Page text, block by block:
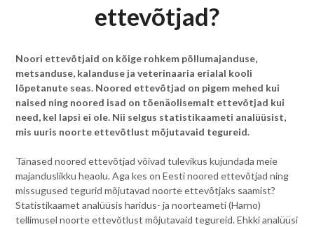
ettevõtjad?
Noori ettevõtjaid on kõige rohkem põllumajanduse,
metsanduse, kalanduse ja veterinaaria erialal kooli
lõpetanute seas. Noored ettevõtjad on pigem mehed kui
naised ning noored isad on tõenäolisemalt ettevõtjad kui
need, kel lapsi ei ole. Nii selgus statistikaameti analüüsist,
mis uuris noorte ettevõtlust mõjutavaid tegureid.
Tänased noored ettevõtjad võivad tulevikus kujundada meie
majanduslikku heaolu. Aga kes on Eesti noored ettevõtjad ning
missugused tegurid mõjutavad noorte ettevõtjaks saamist?
Statistikaamet analüüsis haridus- ja noorteameti (Harno)
tellimusel noorte ettevõtlust mõjutavaid tegureid. Ehkki analüüsi